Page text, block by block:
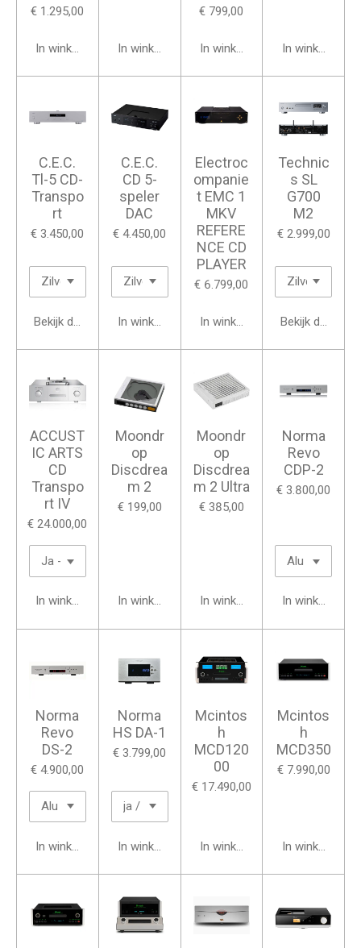
€ 1.295,00
In winkelwagen In winkelwagen
€ 799,00
In winkelwagen In winkelwagen
C.E.C.
Tl-5 CD-
Transpo
rt
€ 3.450,00
Bekijk details
C.E.C.
CD 5-
speler
DAC
€ 4.450,00
In winkelwagen
Electroc
ompanie
t EMC 1
MKV
REFERE
NCE CD
PLAYER
€ 6.799,00
In winkelwagen
Technic
s SL
G700
M2
€ 2.999,00
Bekijk details
ACCUST
IC ARTS
CD
Transpo
rt IV
€ 24.000,00
In winkelwagen
Moondr
op
Discdrea
m 2
€ 199,00
In winkelwagen
Moondr
op
Discdrea
m 2 Ultra
€ 385,00
In winkelwagen
Norma
Revo
CDP-2
€ 3.800,00
In winkelwagen
Norma
Revo
DS-2
€ 4.900,00
In winkelwagen
Norma
HS DA-1
€ 3.799,00
In winkelwagen
Mcintos
h
MCD120
00
€ 17.490,00
In winkelwagen
Mcintos
h
MCD350
€ 7.990,00
In winkelwagen